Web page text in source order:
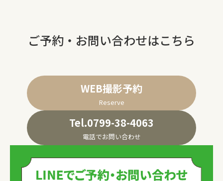
ご予約・お問い合わせはこちら
WEB撮影予約
Reserve
Tel.0799-38-4063
電話でお問い合わせ